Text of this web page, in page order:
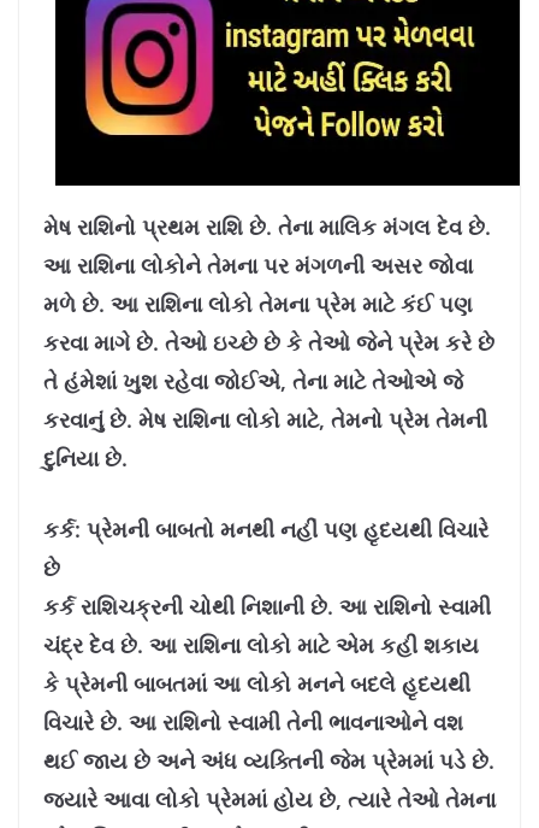
મેષ રાશિનો પ્રથમ રાશિ છે. તેના માલિક મંગલ દેવ છે.
આ રાશિના લોકોને તેમના પર મંગળની અસર જોવા
મળે છે. આ રાશિના લોકો તેમના પ્રેમ માટે કંઈ પણ
કરવા માગે છે. તેઓ ઇચ્છે છે કે તેઓ જેને પ્રેમ કરે છે
તે હંમેશાં ખુશ રહેવા જોઈએ, તેના માટે તેઓએ જે
કરવાનું છે. મેષ રાશિના લોકો માટે, તેમનો પ્રેમ તેમની
દુનિયા છે.
કર્ક: પ્રેમની બાબતો મનથી નહીં પણ હૃદયથી વિચારે
છે
કર્ક રાશિચક્રની ચોથી નિશાની છે. આ રાશિનો સ્વામી
ચંદ્ર દેવ છે. આ રાશિના લોકો માટે એમ કહી શકાય
કે પ્રેમની બાબતમાં આ લોકો મનને બદલે હૃદયથી
વિચારે છે. આ રાશિનો સ્વામી તેની ભાવનાઓને વશ
થઈ જાય છે અને અંધ વ્યક્તિની જેમ પ્રેમમાં પડે છે.
જ્યારે આવા લોકો પ્રેમમાં હોય છે, ત્યારે તેઓ તેમના